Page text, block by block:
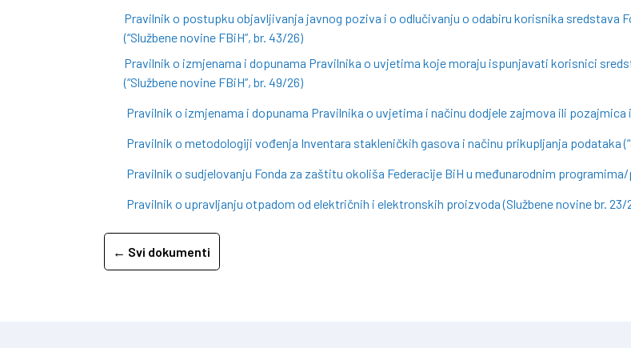
Pravilnik o postupku objavljivanja javnog poziva i o odlučivanju o odabiru korisnika sredstava
(“Službene novine FBiH”, br. 43/26)
Pravilnik o izmjenama i dopunama Pravilnika o uvjetima koje moraju ispunjavati korisnici
(“Službene novine FBiH”, br. 49/26)
Pravilnik o izmjenama i dopunama Pravilnika o uvjetima i načinu dodjele zajmova ili pozajmica i
Pravilnik o metodologiji vođenja Inventara stakleničkih gasova i načinu prikupljanja podataka
Pravilnik o sudjelovanju Fonda za zaštitu okoliša Federacije BiH u međunarodnim programima/
Pravilnik o upravljanju otpadom od električnih i elektronskih proizvoda (Službene novine br. 23/
← Svi dokumenti